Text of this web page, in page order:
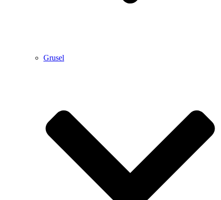
Grusel